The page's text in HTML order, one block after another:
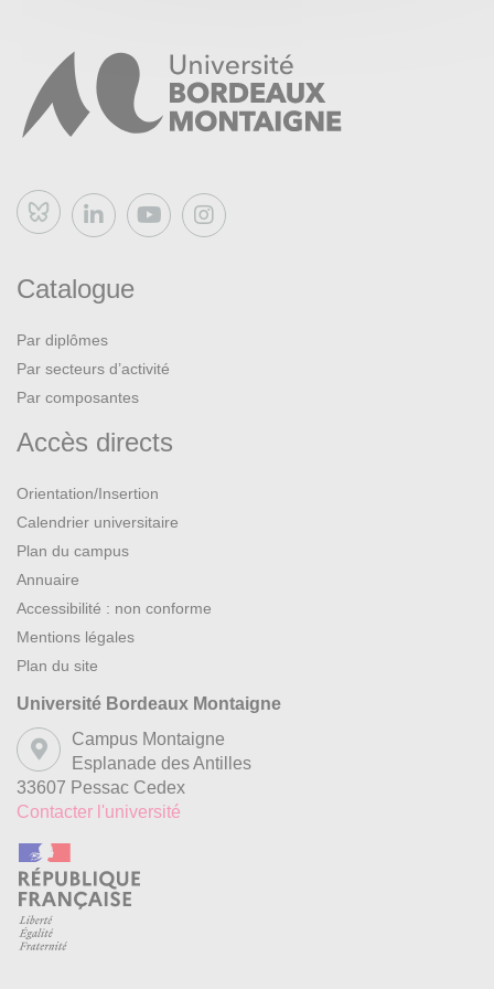
Bluesky
Catalogue
Par diplômes
Par secteurs d’activité
Par composantes
Accès directs
Orientation/Insertion
Calendrier universitaire
Plan du campus
Annuaire
Accessibilité : non conforme
Mentions légales
Plan du site
Université Bordeaux Montaigne
Campus Montaigne
Esplanade des Antilles
33607 Pessac Cedex
Contacter l'université